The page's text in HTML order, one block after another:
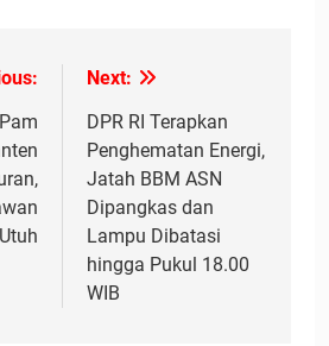
Next:
DPR RI Terapkan
Penghematan Energi,
Jatah BBM ASN
Dipangkas dan
Lampu Dibatasi
hingga Pukul 18.00
WIB